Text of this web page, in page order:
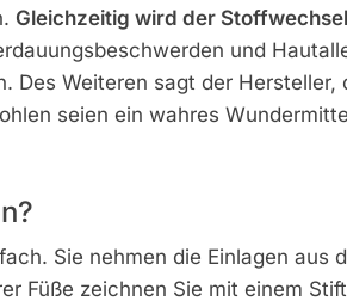
Gleichzeitig wird der
und
Des Weiteren sagt der Hersteller,
seien ein wahres
Sie nehmen die Einlagen aus
Füße zeichnen Sie mit einem